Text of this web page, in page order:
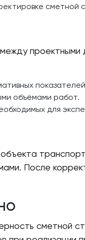
сметной
объёмами работ.
для
После
сметной